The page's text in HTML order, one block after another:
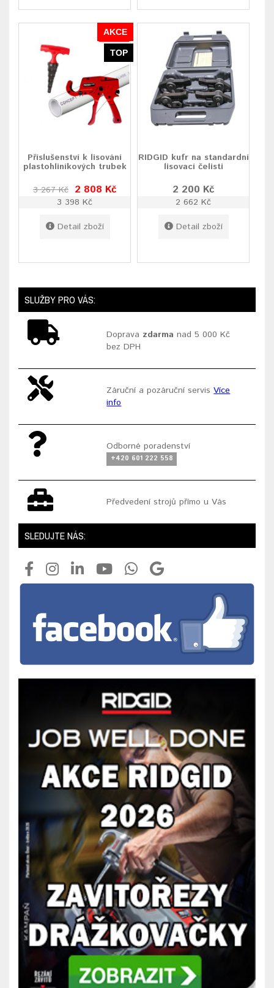
AKCE
TOP
Příslušenství k lisování
plastohliníkových trubek
3 267 Kč 2 808 Kč
3 398 Kč
Detail zboží
RIDGID kufr na standardní
lisovací čelisti
2 200 Kč
2 662 Kč
Detail zboží
SLUŽBY PRO VÁS:
Doprava zdarma nad 5 000 Kč
bez DPH
Záruční a pozáruční servisVíce
info
Odborné poradenství
+420 601 222 558
Předvedení strojů přímo u Vás
SLEDUJTE NÁS: